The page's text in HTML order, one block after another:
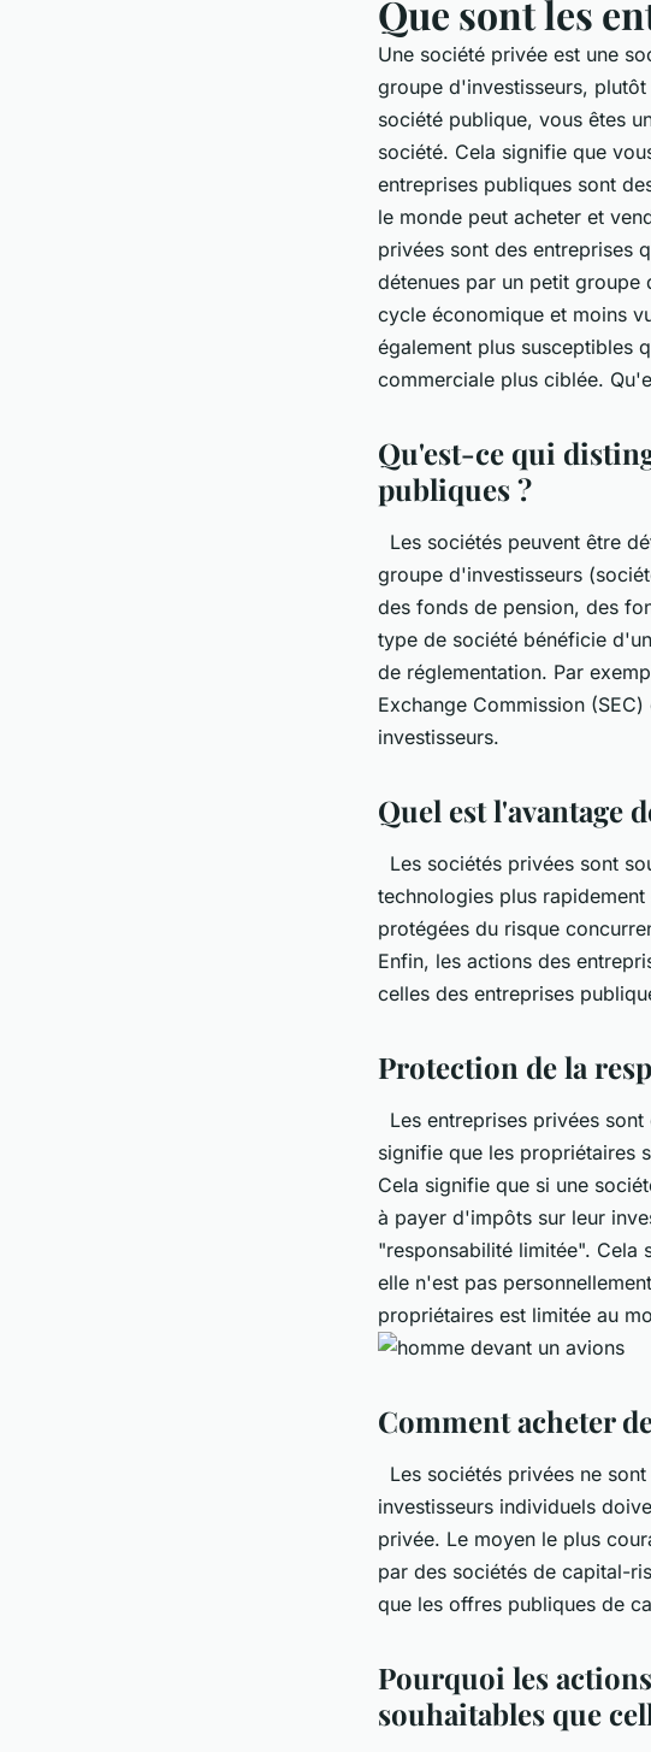
Que sont les
Une société privée est une
groupe d'investisseurs,
société publique, vous êtes
société. Cela signifie que
entreprises publiques sont
le monde peut acheter et
privées sont des entreprises
détenues par un petit groupe
cycle économique et moins
également plus susceptibles
commerciale plus ciblée.
Qu'est-ce qui
publiques ?
Les sociétés peuvent être
groupe d'investisseurs
des fonds de pension, des
type de société bénéficie
de réglementation. Par
Exchange Commission
investisseurs.
Quel est l'avantage
Les sociétés privées sont
technologies plus
protégées du risque
Enfin, les actions des
celles des entreprises
Protection de la
Les entreprises privées
signifie que les propriétaires
Cela signifie que si une
à payer d'impôts sur leur
"responsabilité limitée". Cela
elle n'est pas
propriétaires est limitée au
Comment acheter
Les sociétés privées ne
investisseurs individuels
privée. Le moyen le plus
par des sociétés de capital-
que les offres publiques de
Pourquoi les
souhaitables que